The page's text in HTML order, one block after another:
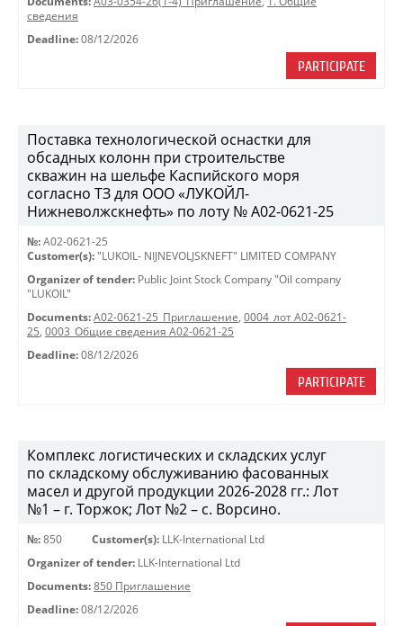
сведения
Deadline: 08/12/2026
PARTICIPATE
Поставка технологической оснастки для
обсадных колонн при строительстве
скважин на шельфе Каспийского моря
согласно ТЗ для ООО «ЛУКОЙЛ-
Нижневолжскнефть» по лоту № A02-0621-25
№: A02-0621-25
Customer(s): "LUKOIL- NIJNEVOLJSKNEFT" LIMITED COMPANY
Organizer of tender: Public Joint Stock Company "Oil company
"LUKOIL"
Documents: A02-0621-25_Приглашение, 0004_лот A02-0621-
25, 0003_Общие сведения A02-0621-25
Deadline: 08/12/2026
PARTICIPATE
Комплекс логистических и складских услуг
по складскому обслуживанию фасованных
масел и другой продукции 2026-2028 гг.: Лот
№1 – г. Торжок; Лот №2 – с. Ворсино.
№: 850 Customer(s): LLK-International Ltd
Organizer of tender: LLK-International Ltd
Documents: 850 Приглашение
Deadline: 08/12/2026